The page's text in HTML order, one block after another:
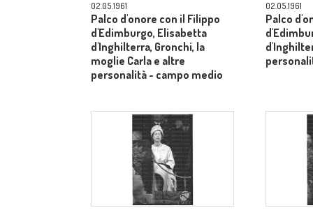
02.05.1961
Palco d'onore con il Filippo
d'Edimburgo, Elisabetta
d'Inghilterra, Gronchi, la
moglie Carla e altre
personalità - campo medio
02.05.1961
Palco